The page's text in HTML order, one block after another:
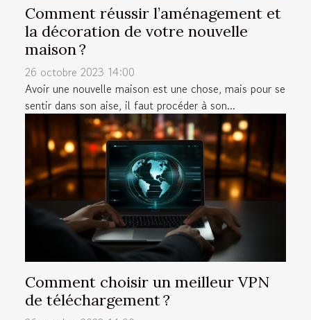
Comment réussir l’aménagement et
la décoration de votre nouvelle
maison ?
26 octobre 2023 14:00
Avoir une nouvelle maison est une chose, mais pour se
sentir dans son aise, il faut procéder à son...
Comment choisir un meilleur VPN
de téléchargement ?